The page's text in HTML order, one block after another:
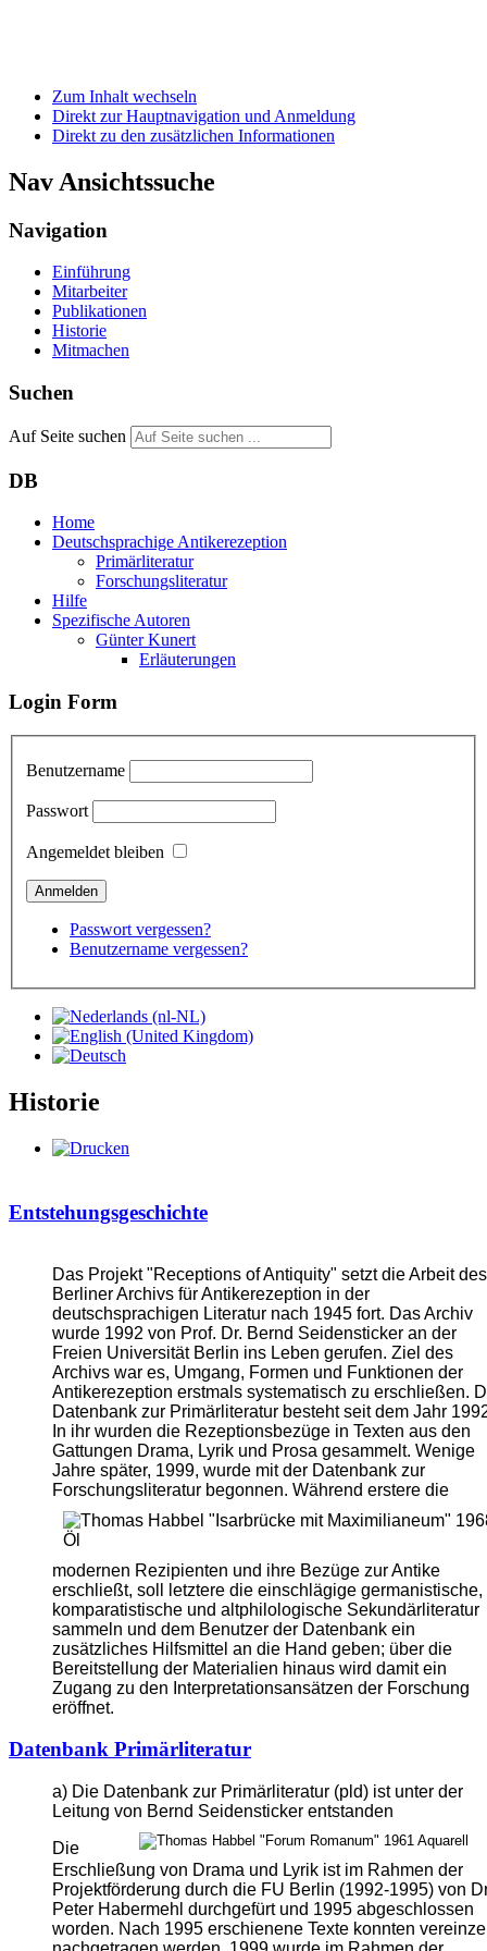
Zum Inhalt wechseln
Direkt zur Hauptnavigation und Anmeldung
Direkt zu den zusätzlichen Informationen
Nav Ansichtssuche
Navigation
Einführung
Mitarbeiter
Publikationen
Historie
Mitmachen
Suchen
Auf Seite suchen
DB
Home
Deutschsprachige Antikerezeption
Primärliteratur
Forschungsliteratur
Hilfe
Spezifische Autoren
Günter Kunert
Erläuterungen
Login Form
Benutzername
Passwort
Angemeldet bleiben
Passwort vergessen?
Benutzername vergessen?
Historie
Entstehungsgeschichte
Das Projekt "Receptions of Antiquity" setzt die Arbeit des
Berliner Archivs für Antikerezeption in der
deutschsprachigen Literatur nach 1945 fort. Das Archiv
wurde 1992 von Prof. Dr. Bernd Seidensticker an der
Freien Universität Berlin ins Leben gerufen. Ziel des
Archivs war es, Umgang, Formen und Funktionen der
Antikerezeption erstmals systematisch zu erschließen.
Datenbank zur Primärliteratur besteht seit dem Jahr
In ihr wurden die Rezeptionsbezüge in Texten aus den
Gattungen Drama, Lyrik und Prosa gesammelt. Wenige
Jahre später, 1999, wurde mit der Datenbank zur
Forschungsliteratur begonnen. Während erstere die
modernen Rezipienten und ihre Bezüge zur Antike
erschließt, soll letztere die einschlägige germanistische,
komparatistische und altphilologische Sekundärliteratur
sammeln und dem Benutzer der Datenbank ein
zusätzliches Hilfsmittel an die Hand geben; über die
Bereitstellung der Materialien hinaus wird damit ein
Zugang zu den Interpretationsansätzen der Forschung
eröffnet.
Datenbank Primärliteratur
a) Die Datenbank zur Primärliteratur (pld) ist unter der
Leitung von Bernd Seidensticker entstanden
Die
Erschließung von Drama und Lyrik ist im Rahmen der
Projektförderung durch die FU Berlin (1992-1995) von
Peter Habermehl durchgefürt und 1995 abgeschlossen
worden. Nach 1995 erschienene Texte konnten